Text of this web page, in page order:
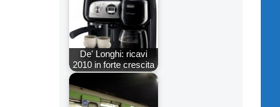
De' Longhi: ricavi
2010 in forte crescita